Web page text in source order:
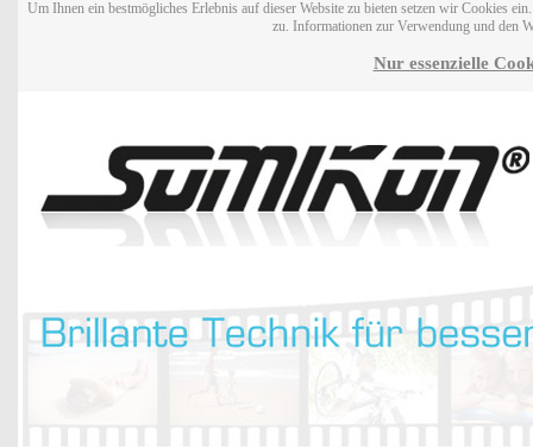
Um Ihnen ein bestmögliches Erlebnis auf dieser Website zu bieten setzen wir Cookies
zu. Informationen zur Verwendung und den
Nur essenzielle